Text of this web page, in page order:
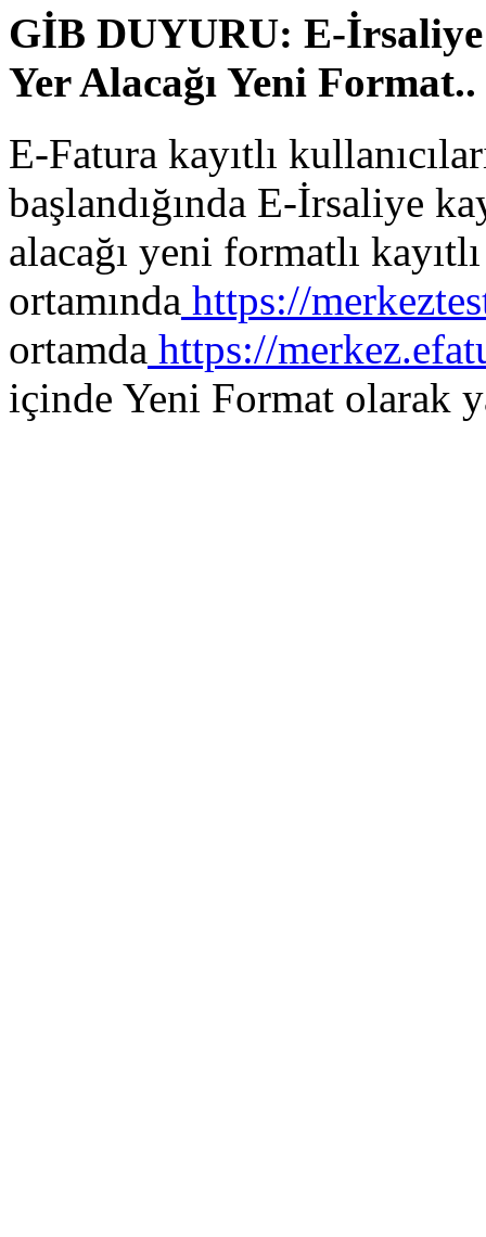
GİB DUYURU: E-İrsaliye
Yer Alacağı Yeni
E-Fatura kayıtlı
başlandığında E-İrsaliye
alacağı yeni formatlı
ortamında https://
ortamda https://
içinde Yeni Format olarak